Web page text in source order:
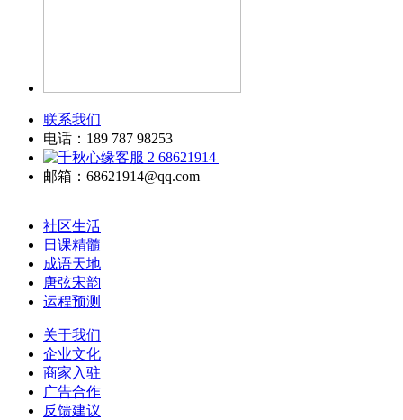
联系我们
电话：189 787 98253
68621914
邮箱：68621914@qq.com
社区生活
日课精髓
成语天地
唐弦宋韵
运程预测
关于我们
企业文化
商家入驻
广告合作
反馈建议